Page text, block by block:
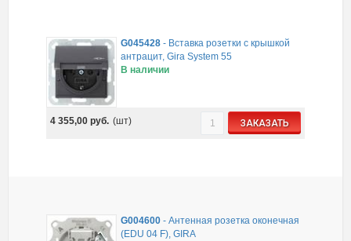
G045428- Вставка розетки с крышкой
антрацит, Gira System 55
В наличии
4 355,00 руб. (шт) ЗАКАЗАТЬ
G004600- Антенная розетка оконечная
(EDU 04 F), GIRA